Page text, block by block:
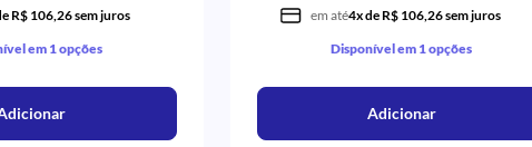
R$ 106,26 sem juros
em 1 opções
em até4x de R$ 106,26 sem juros
Disponível em 1 opções
Adicionar